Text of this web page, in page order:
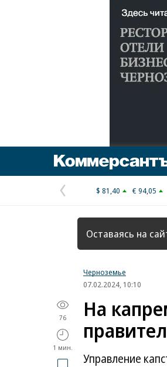
Предыдущая
страница
$ 81,40 € 94,05
Оставаясь на
Черноземье
07.02.2024, 10:10
76
1 мин.
На
Управление